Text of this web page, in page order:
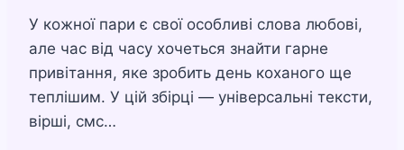
У кожної пари є свої особливі слова любові,
але час від часу хочеться знайти гарне
привітання, яке зробить день коханого ще
теплішим. У цій збірці — універсальні тексти,
вірші, смс…